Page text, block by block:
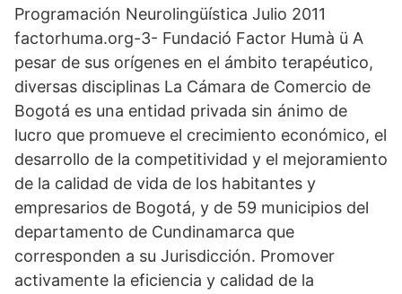
Programación Neurolingüística Julio 2011
factorhuma.org-3- Fundació Factor Humà ü A
pesar de sus orígenes en el ámbito terapéutico,
diversas disciplinas La Cámara de Comercio de
Bogotá es una entidad privada sin ánimo de
lucro que promueve el crecimiento económico, el
desarrollo de la competitividad y el mejoramiento
de la calidad de vida de los habitantes y
empresarios de Bogotá, y de 59 municipios del
departamento de Cundinamarca que
corresponden a su Jurisdicción. Promover
activamente la eficiencia y calidad de la